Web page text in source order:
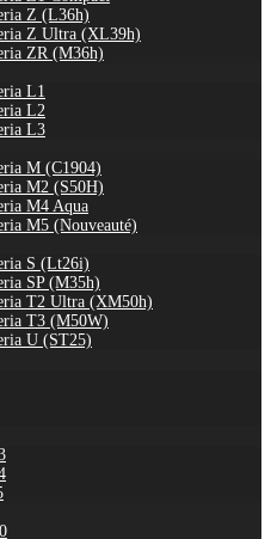
Z (L36h)
Z Ultra (XL39h)
ZR (M36h)
L1
L2
L3
M (C1904)
M2 (S50H)
M4 Aqua
M5 (Nouveauté)
S (Lt26i)
SP (M35h)
T2 Ultra (XM50h)
T3 (M50W)
U (ST25)